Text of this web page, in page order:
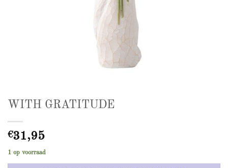
WITH GRATITUDE
€31,95
1 op voorraad